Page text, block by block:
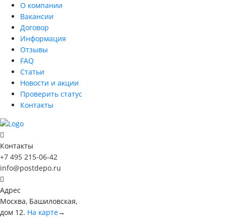
О компании
Вакансии
Договор
Информация
Отзывы
FAQ
Статьи
Новости и акции
Проверить статус
Контакты
Контакты
+7 495 215-06-42
info@postdepo.ru
Адрес
Москва, Башиловская,
дом 12. На карте→